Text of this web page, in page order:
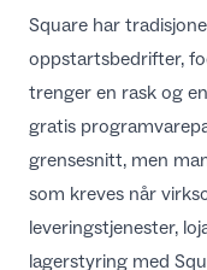
Square har
oppstartsbedrifter,
trenger en rask og
gratis
grensesnitt, men
som kreves når
leveringstjenester,
lagerstyring med